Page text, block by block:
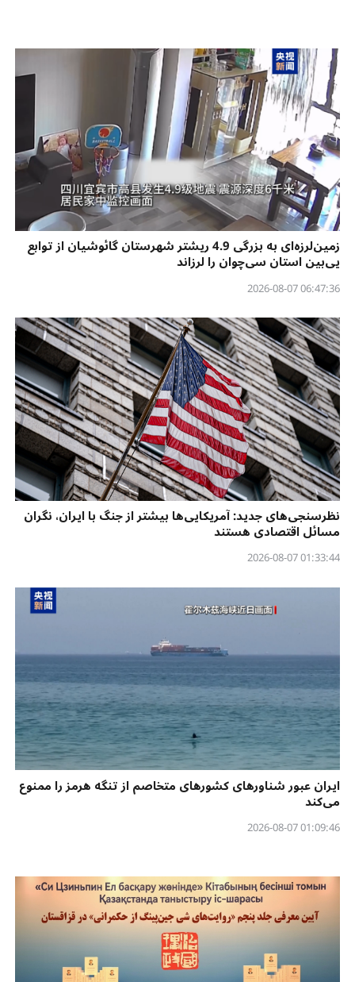
زمین‌لرزه‌ای به بزرگی 4.9 ریشتر شهرستان گائوشیان از توابع
یی‌بین استان سی‌چوان را لرزاند
06:47:36 2026-08-07
نظرسنجی‌‌های جدید: آمریکایی‌ها بیشتر از جنگ با ایران، نگران
مسائل اقتصادی هستند
01:33:44 2026-08-07
ایران عبور شناورهای کشورهای متخاصم از تنگه هرمز را ممنوع
می‌کند
01:09:46 2026-08-07